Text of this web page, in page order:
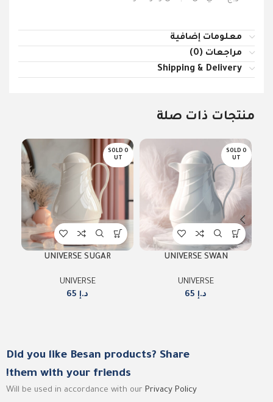
معلومات إضافية
مراجعات (0)
Shipping & Delivery
منتجات ذات صلة
SOLD O
UT
UNIVERSE SWAN
UNIVERSE
د.إ
SOLD O
UT
UNIVERSE SUGAR
UNIVERSE
د.إ
Did you like Besan products? Share
them with your friends!
Will be used in accordance with our Privacy Policy